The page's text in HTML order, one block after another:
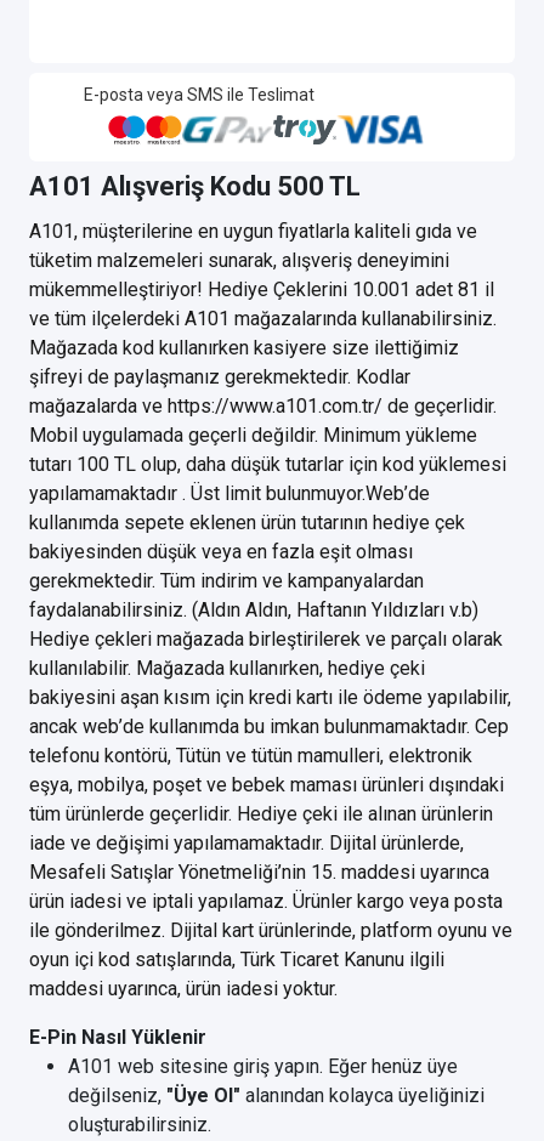
E-posta veya SMS ile Teslimat
A101 Alışveriş Kodu 500 TL
A101, müşterilerine en uygun fiyatlarla kaliteli gıda ve
tüketim malzemeleri sunarak, alışveriş deneyimini
mükemmelleştiriyor! Hediye Çeklerini 10.001 adet 81 il
ve tüm ilçelerdeki A101 mağazalarında kullanabilirsiniz.
Mağazada kod kullanırken kasiyere size ilettiğimiz
şifreyi de paylaşmanız gerekmektedir. Kodlar
mağazalarda ve https://www.a101.com.tr/ de geçerlidir.
Mobil uygulamada geçerli değildir. Minimum yükleme
tutarı 100 TL olup, daha düşük tutarlar için kod yüklemesi
yapılamamaktadır . Üst limit bulunmuyor.Web’de
kullanımda sepete eklenen ürün tutarının hediye çek
bakiyesinden düşük veya en fazla eşit olması
gerekmektedir. Tüm indirim ve kampanyalardan
faydalanabilirsiniz. (Aldın Aldın, Haftanın Yıldızları v.b)
Hediye çekleri mağazada birleştirilerek ve parçalı olarak
kullanılabilir. Mağazada kullanırken, hediye çeki
bakiyesini aşan kısım için kredi kartı ile ödeme yapılabilir,
ancak web’de kullanımda bu imkan bulunmamaktadır. Cep
telefonu kontörü, Tütün ve tütün mamulleri, elektronik
eşya, mobilya, poşet ve bebek maması ürünleri dışındaki
tüm ürünlerde geçerlidir. Hediye çeki ile alınan ürünlerin
iade ve değişimi yapılamamaktadır. Dijital ürünlerde,
Mesafeli Satışlar Yönetmeliği’nin 15. maddesi uyarınca
ürün iadesi ve iptali yapılamaz. Ürünler kargo veya posta
ile gönderilmez. Dijital kart ürünlerinde, platform oyunu ve
oyun içi kod satışlarında, Türk Ticaret Kanunu ilgili
maddesi uyarınca, ürün iadesi yoktur.
E-Pin Nasıl Yüklenir
A101 web sitesine giriş yapın. Eğer henüz üye
değilseniz, "Üye Ol" alanından kolayca üyeliğinizi
oluşturabilirsiniz.